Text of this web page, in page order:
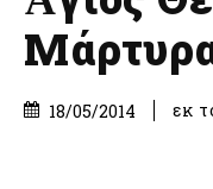
18/05/2014 εκ